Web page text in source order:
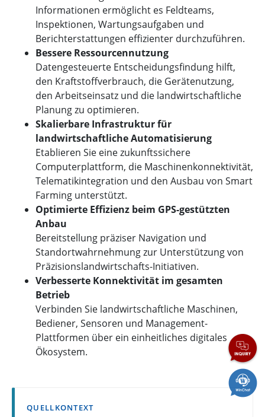
Informationen ermöglicht es Feldteams,
Inspektionen, Wartungsaufgaben und
Berichterstattungen effizienter durchzuführen.
Bessere Ressourcennutzung
Datengesteuerte Entscheidungsfindung hilft,
den Kraftstoffverbrauch, die Gerätenutzung,
den Arbeitseinsatz und die landwirtschaftliche
Planung zu optimieren.
Skalierbare Infrastruktur für
landwirtschaftliche Automatisierung
Etablieren Sie eine zukunftssichere
Computerplattform, die Maschinenkonnektivität,
Telematikintegration und den Ausbau von Smart
Farming unterstützt.
Optimierte Effizienz beim GPS-gestützten
Anbau
Bereitstellung präziser Navigation und
Standortwahrnehmung zur Unterstützung von
Präzisionslandwirtschafts-Initiativen.
Verbesserte Konnektivität im gesamten
Betrieb
Verbinden Sie landwirtschaftliche Maschinen,
Bediener, Sensoren und Management-
Plattformen über ein einheitliches digitales
Ökosystem.
QUELLKONTEXT